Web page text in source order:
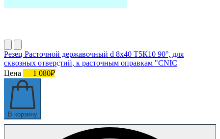
Резец Расточной державочный d 8х40 Т5К10 90°, для
сквозных отверстий, к расточным оправкам "CNIC
Цена
1 080₽
В корзину